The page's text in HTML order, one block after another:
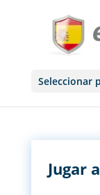
Seleccionar
Jugar